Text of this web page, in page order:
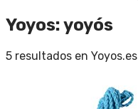
Yoyos:yoyós
5 resultados en Yoyos.es